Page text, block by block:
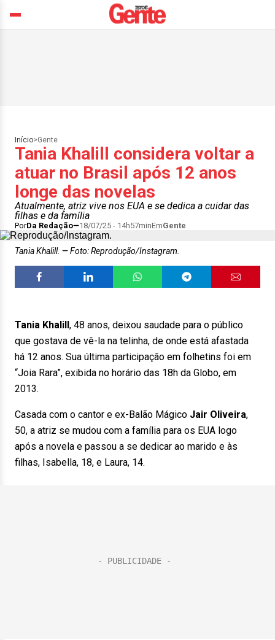
Início>Gente
Tania Khalill considera voltar a
atuar no Brasil após 12 anos
longe das novelas
Atualmente, atriz vive nos EUA e se dedica a cuidar das
filhas e da família
PorDa Redação 18/07/25 - 14h57minEmGente
Tania Khalill. Foto: Reprodução/Instagram.
Tania Khalill, 48 anos, deixou saudade para o público
que gostava de vê-la na telinha, de onde está afastada
há 12 anos. Sua última participação em folhetins foi em
“Joia Rara”, exibida no horário das 18h da Globo, em
2013.
Casada com o cantor e ex-Balão Mágico Jair Oliveira,
50, a atriz se mudou com a família para os EUA logo
após a novela e passou a se dedicar ao marido e às
filhas, Isabella, 18, e Laura, 14.